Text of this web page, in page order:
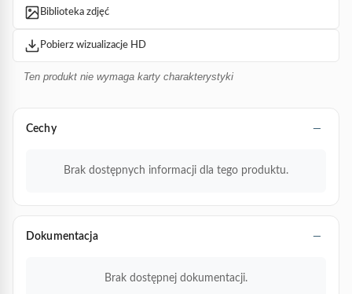
Biblioteka zdjęć
Pobierz wizualizacje HD
Ten produkt nie wymaga karty charakterystyki
Cechy
Brak dostępnych informacji dla tego produktu.
Dokumentacja
Brak dostępnej dokumentacji.